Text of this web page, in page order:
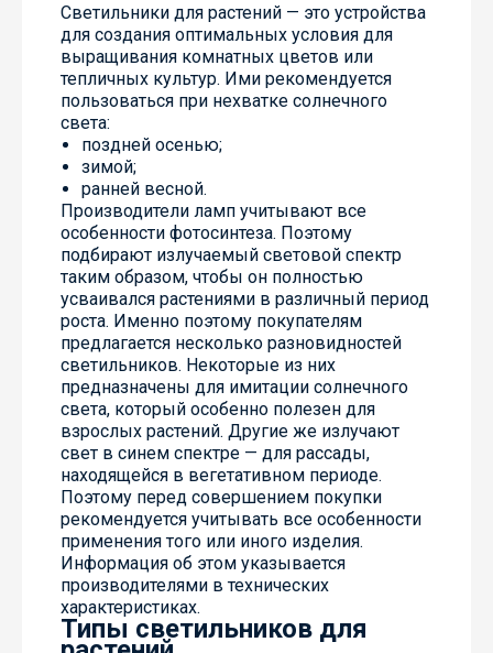
Светильники для растений — это устройства
для создания оптимальных условия для
выращивания комнатных цветов или
тепличных культур. Ими рекомендуется
пользоваться при нехватке солнечного
света:
поздней осенью;
зимой;
ранней весной.
Производители ламп учитывают все
особенности фотосинтеза. Поэтому
подбирают излучаемый световой спектр
таким образом, чтобы он полностью
усваивался растениями в различный период
роста. Именно поэтому покупателям
предлагается несколько разновидностей
светильников. Некоторые из них
предназначены для имитации солнечного
света, который особенно полезен для
взрослых растений. Другие же излучают
свет в синем спектре — для рассады,
находящейся в вегетативном периоде.
Поэтому перед совершением покупки
рекомендуется учитывать все особенности
применения того или иного изделия.
Информация об этом указывается
производителями в технических
характеристиках.
Типы светильников для